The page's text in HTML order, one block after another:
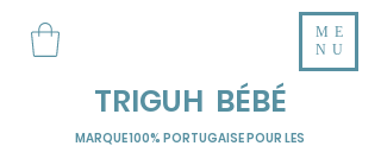
TRIGUH BÉBÉ
ME
NU
MARQUE 100% PORTUGAISE POUR LES